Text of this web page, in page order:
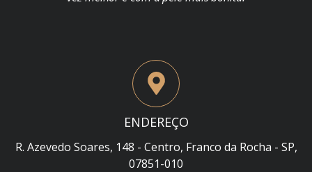
ENDEREÇO
R. Azevedo Soares, 148 - Centro, Franco da Rocha - SP,
07851-010